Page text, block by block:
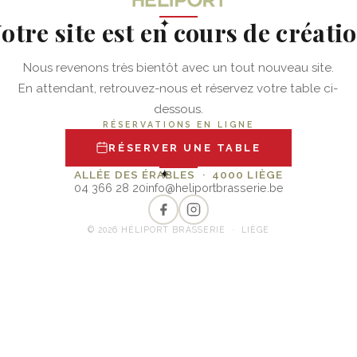
✦
site est en cours de
Nous revenons très bientôt avec un tout nouveau site.
En attendant, retrouvez-nous et réservez votre table ci-
dessous.
RÉSERVATIONS EN LIGNE
RÉSERVER UNE TABLE
✦
ALLÉE DES ÉRABLES · 4000 LIÈGE
04 366 28 20info@heliportbrasserie.be
© 2026 HÉLIPORT BRASSERIE · LIÈGE